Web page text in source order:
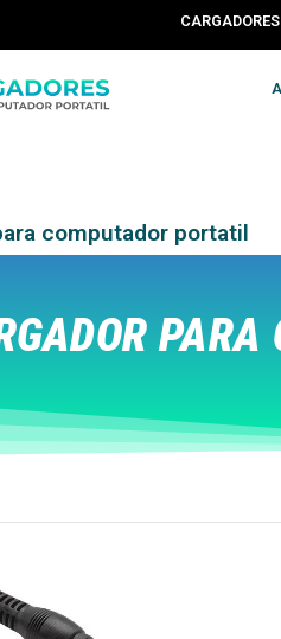
CARGADORES
computador portatil